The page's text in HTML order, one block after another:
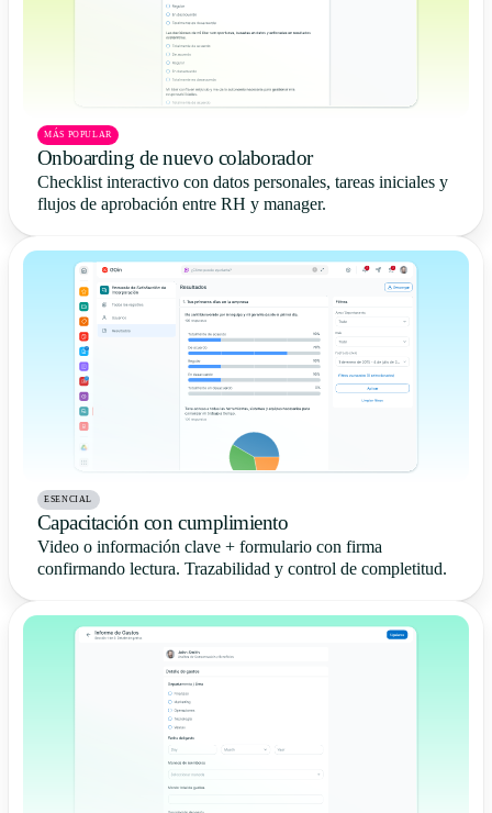
MÁS POPULAR
Onboarding de nuevo colaborador
Checklist interactivo con datos personales, tareas iniciales y
flujos de aprobación entre RH y manager.
ESENCIAL
Capacitación con cumplimiento
Video o información clave + formulario con firma
confirmando lectura. Trazabilidad y control de completitud.